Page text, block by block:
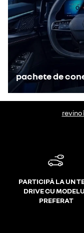
pachete de
revino
PARTICIPĂ LA UN
DRIVE CU
PREFERAT